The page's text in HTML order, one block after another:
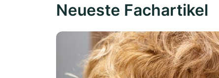
Neueste Fachartikel